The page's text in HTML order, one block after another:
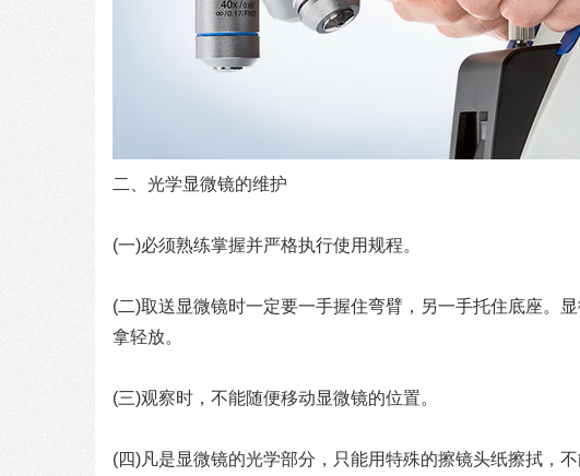
二、光学显微镜的维护
(一)必须熟练掌握并严格执行使用规程。
(二)取送显微镜时一定要一手握住弯臂，另一手托住底座。
拿轻放。
(三)观察时，不能随便移动显微镜的位置。
(四)凡是显微镜的光学部分，只能用特殊的擦镜头纸擦拭，